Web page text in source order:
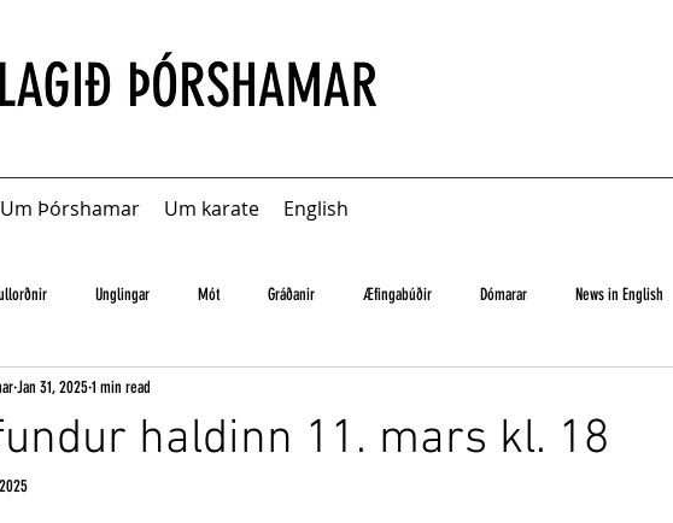
Um Þórshamar Um karate English
Unglingar Mót Gráðanir Æfingabúðir Dómarar News in English
haldinn 11. mars kl. 18
Jan 31, 20251 min read